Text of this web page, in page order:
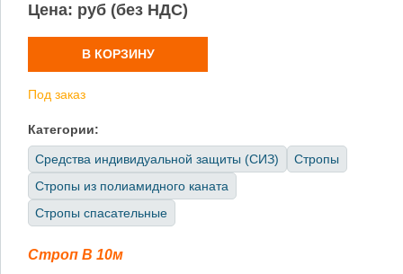
Цена: руб (без НДС)
В КОРЗИНУ
Под заказ
Категории:
Средства индивидуальной защиты (СИЗ)
Стропы
Стропы из полиамидного каната
Стропы спасательные
Строп В 10м